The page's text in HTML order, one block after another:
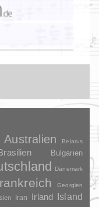
Australien Belarus
Bulgarien
Dänemark
Georgien
Iran Irland
Island